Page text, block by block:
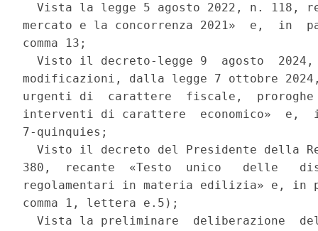
Vista la legge 5 agosto 2022, n. 118,
mercato e la concorrenza 2021»  e,
comma 13;
Visto il decreto-legge 9  agosto
modificazioni, dalla legge 7 ottobre
urgenti di  carattere  fiscale,
interventi di carattere  economico»
7-quinquies;
Visto il decreto del Presidente della
380,  recante  «Testo  unico   delle
regolamentari in materia edilizia» e,
comma 1, lettera e.5);
Vista la preliminare  deliberazione